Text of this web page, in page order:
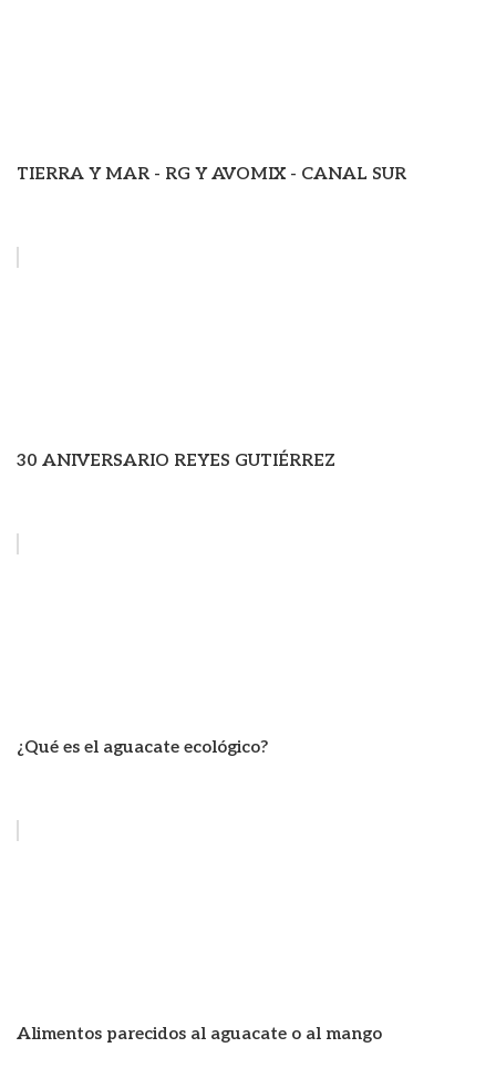
TIERRA Y MAR - RG Y AVOMIX - CANAL SUR
30 ANIVERSARIO REYES GUTIÉRREZ
¿Qué es el aguacate ecológico?
Alimentos parecidos al aguacate o al mango